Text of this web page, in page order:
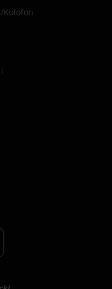
/Kolofon